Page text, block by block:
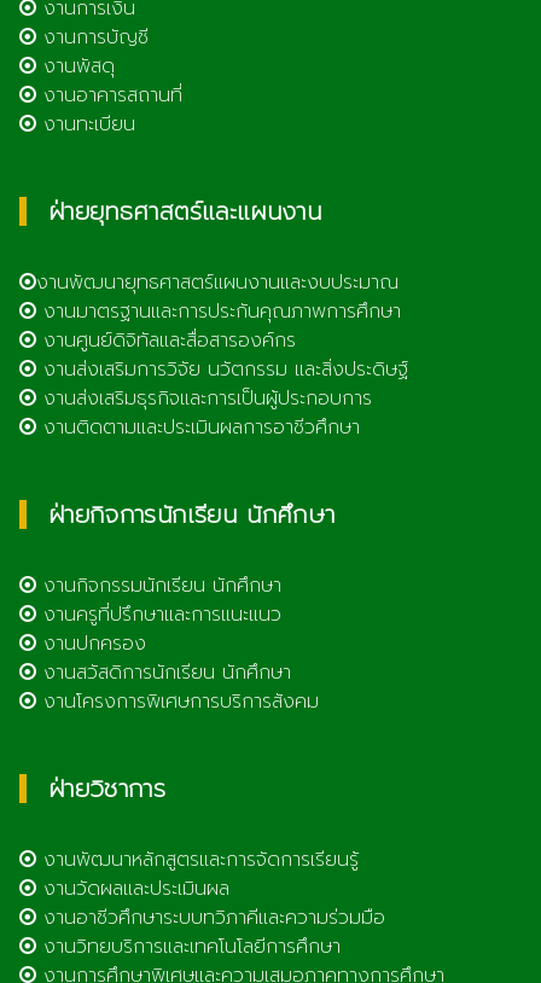
งานการเงิน
งานการบัญชี
งานพัสดุ
งานอาคารสถานที่
งานทะเบียน
ฝ่ายยุทธศาสตร์และแผนงาน
งานพัฒนายุทธศาสตร์แผนงานและงบประมาณ
งานมาตรฐานและการประกันคุณภาพการศึกษา
งานศูนย์ดิจิทัลและสื่อสารองค์กร
งานส่งเสริมการวิจัย นวัตกรรม และสิ่งประดิษฐ์
งานส่งเสริมธุรกิจและการเป็นผู้ประกอบการ
งานติดตามและประเมินผลการอาชีวศึกษา
ฝ่ายกิจการนักเรียน นักศึกษา
งานกิจกรรมนักเรียน นักศึกษา
งานครูที่ปรึกษาและการแนะแนว
งานปกครอง
งานสวัสดิการนักเรียน นักศึกษา
งานโครงการพิเศษการบริการสังคม
ฝ่ายวิชาการ
งานพัฒนาหลักสูตรและการจัดการเรียนรู้
งานวัดผลและประเมินผล
งานอาชีวศึกษาระบบทวิภาคีและความร่วมมือ
งานวิทยบริการและเทคโนโลยีการศึกษา
งานการศึกษาพิเศษและความเสมอภาคทางการศึกษา